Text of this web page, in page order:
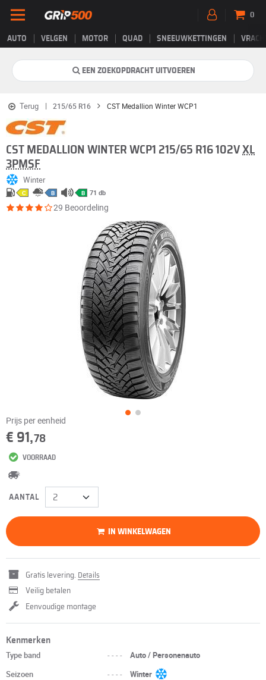
AUTO VELGEN MOTOR QUAD SNEEUWKETTINGEN
0
EEN ZOEKOPDRACHT UITVOEREN
Terug 215/65 R16 CST Medallion Winter WCP1
CST MEDALLION WINTER WCP1 215/65 R16 102V XL
3PMSF
Winter
C B B 71 db
29 Beoordeling
Prijs per eenheid
€ 91,78
VOORRAAD
AANTAL
IN WINKELWAGEN
Gratis levering. Details
Veilig betalen
Eenvoudige montage
Kenmerken
Type band ----
Auto / Personenauto
Seizoen
----
Winter